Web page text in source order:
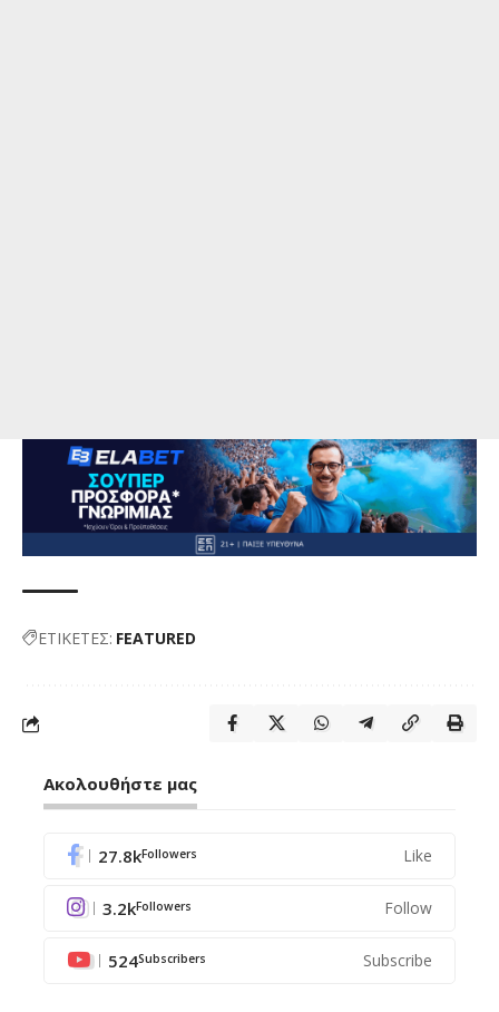
ΕΤΙΚΕΤΕΣ: FEATURED
Ακολουθήστε μας
27.8kFollowers Like
3.2kFollowers Follow
524Subscribers Subscribe